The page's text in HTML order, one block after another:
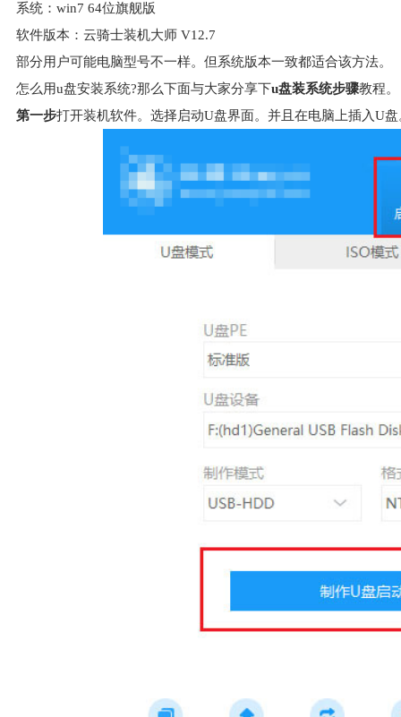
系统：win7 64位旗舰版
软件版本：云骑士装机大师 V12.7
部分用户可能电脑型号不一样。但系统版本一致都适合该方法。
怎么用u盘安装系统?那么下面与大家分享下u盘装系统步骤教程。
第一步打开装机软件。选择启动U盘界面。并且在电脑上插入U